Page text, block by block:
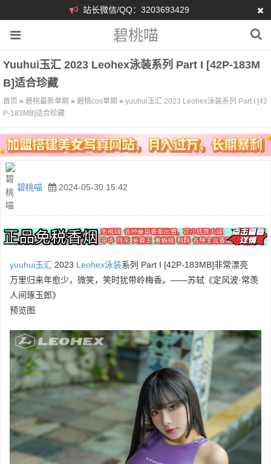
站长微信/QQ：3203693429
碧桃喵
Yuuhui玉汇 2023 Leohex泳装系列 Part I [42P-183M
B]适合珍藏
首页 » 碧桃最新单期 » 碧桃cos单期 » yuuhui玉汇 2023 Leohex泳装系列 Part I [42
P-183MB]适合珍藏
碧桃喵 2024-05-30 15:42
yuuhui玉汇 2023 Leohex泳装系列 Part I [42P-183MB]非常漂亮
万里归来年愈少，微笑，笑时犹带岭梅香。——苏轼《定风波·常羡
人间琢玉郎》
预览图